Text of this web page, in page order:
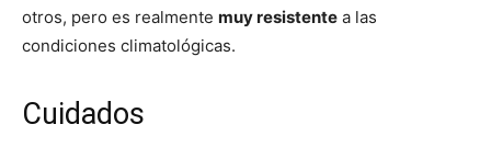
otros, pero es realmente muy resistente a las
condiciones climatológicas.
Cuidados